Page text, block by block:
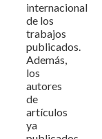
internacional
de los
trabajos
publicados.
Además,
los
autores
de
artículos
ya